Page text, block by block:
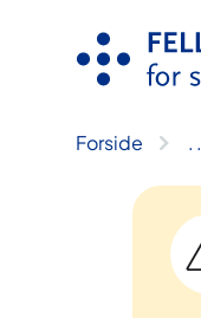
Forside ..